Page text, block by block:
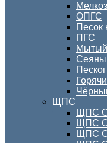
ОПГС
Песок
ПГС
Мытый
ЩПС
ЩПС
ЩПС
ЩПС